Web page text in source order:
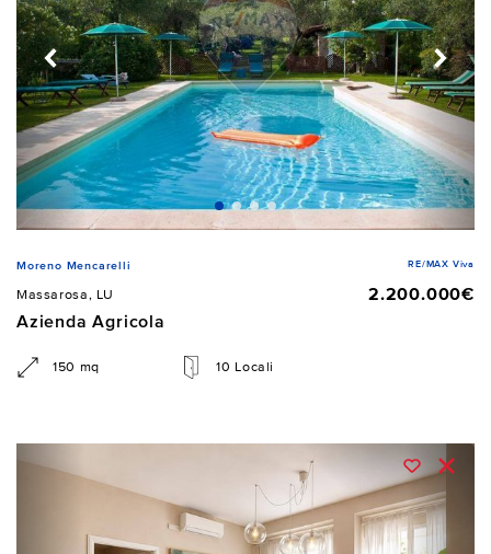
Moreno Mencarelli RE/MAX Viva
Massarosa, LU
2.200.000€
Azienda Agricola
150 mq 10 Locali